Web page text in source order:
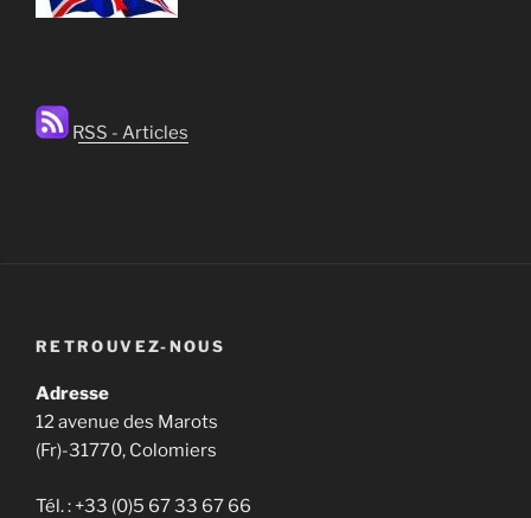
RSS - Articles
RETROUVEZ-NOUS
Adresse
12 avenue des Marots
(Fr)-31770, Colomiers
Tél. : +33 (0)5 67 33 67 66